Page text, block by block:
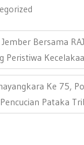
at
s
A
p
p
e
Jember Bersama
Peristiwa
Ke 75,
Pataka